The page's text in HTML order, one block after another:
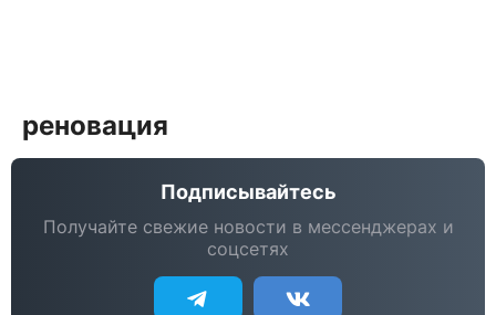
реновация
Подписывайтесь
Получайте свежие новости в мессенджерах и
соцсетях